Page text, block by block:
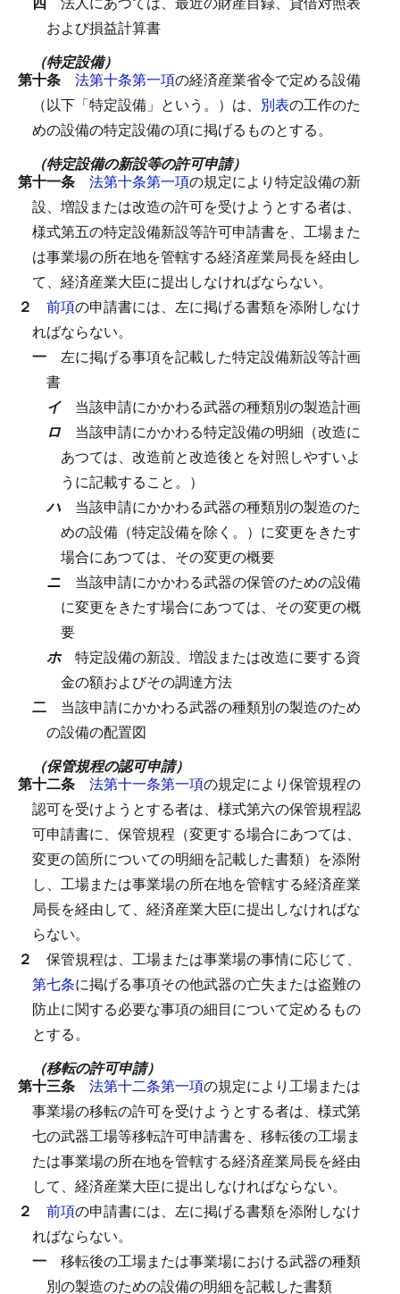
および損益計算書
（特定設備）
第十条 法第十条第一項の経済産業省令で定める設備
（以下「特定設備」という。）は、 別表の工作のた
めの設備の特定設備の項に掲げるものとする。
（特定設備の新設等の許可申請）
第十一条 法第十条第一項の規定により特定設備の新
設、増設または改造の許可を受けようとする者は、
様式第五の特定設備新設等許可申請書を、工場また
は事業場の所在地を管轄する経済産業局長を経由し
て、経済産業大臣に提出しなければならない。
２ 前項の申請書には、左に掲げる書類を添附しなけ
ればならない。
一 左に掲げる事項を記載した特定設備新設等計画
書
イ 当該申請にかかわる武器の種類別の製造計画
ロ 当該申請にかかわる特定設備の明細（改造に
あつては、改造前と改造後とを対照しやすいよ
うに記載すること。）
ハ 当該申請にかかわる武器の種類別の製造のた
めの設備（特定設備を除く。）に変更をきたす
場合にあつては、その変更の概要
ニ 当該申請にかかわる武器の保管のための設備
に変更をきたす場合にあつては、その変更の概
要
ホ 特定設備の新設、増設または改造に要する資
金の額およびその調達方法
二 当該申請にかかわる武器の種類別の製造のため
の設備の配置図
（保管規程の認可申請）
第十二条 法第十一条第一項の規定により保管規程の
認可を受けようとする者は、様式第六の保管規程認
可申請書に、保管規程（変更する場合にあつては、
変更の箇所についての明細を記載した書類）を添附
し、工場または事業場の所在地を管轄する経済産業
局長を経由して、経済産業大臣に提出しなければな
らない。
２ 保管規程は、工場または事業場の事情に応じて、
第七条に掲げる事項その他武器の亡失または盗難の
防止に関する必要な事項の細目について定めるもの
とする。
（移転の許可申請）
第十三条 法第十二条第一項の規定により工場または
事業場の移転の許可を受けようとする者は、様式第
七の武器工場等移転許可申請書を、移転後の工場ま
たは事業場の所在地を管轄する経済産業局長を経由
して、経済産業大臣に提出しなければならない。
２ 前項の申請書には、左に掲げる書類を添附しなけ
ればならない。
一 移転後の工場または事業場における武器の種類
別の製造のための設備の明細を記載した書類